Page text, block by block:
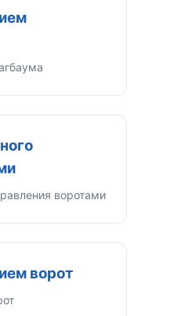
воротами
ворот